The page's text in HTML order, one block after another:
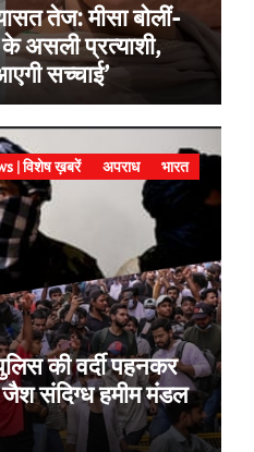
तेज: मीसा बोलीं-
के असली प्रत्याशी,
सच्चाई’
| विशेष ख़बरें अपराध
भारत
की वर्दी पहनकर
संदिग्ध हमीम मंडल